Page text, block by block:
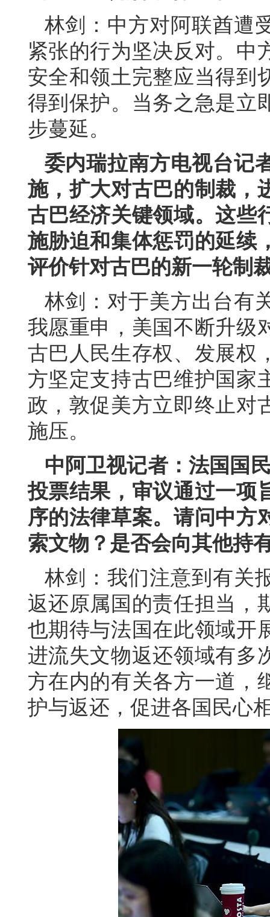
林剑：中方对阿联酋遭
紧张的行为坚决反对。中
安全和领土完整应当得到
得到保护。当务之急是立
步蔓延。
委内瑞拉南方电视台记
施，扩大对古巴的制裁，
古巴经济关键领域。这些
施胁迫和集体惩罚的延续
评价针对古巴的新一轮制
林剑：对于美方出台有
我愿重申，美国不断升级
古巴人民生存权、发展权
方坚定支持古巴维护国家
政，敦促美方立即终止对
施压。
中阿卫视记者：法国国
投票结果，审议通过一项
序的法律草案。请问中方
索文物？是否会向其他持
林剑：我们注意到有关
返还原属国的责任担当，
也期待与法国在此领域开
进流失文物返还领域有多
方在内的有关各方一道，
护与返还，促进各国民心